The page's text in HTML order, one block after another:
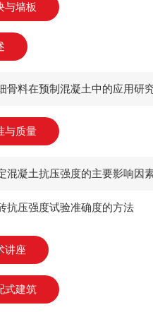
与墙板
骨料在预制混凝土中的应用研
与质量
抗压强度试验准确度的方法
讲座
式建筑